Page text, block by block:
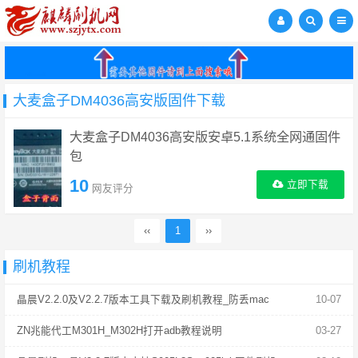
大麦盒子DM4036高安版固件下载
大麦盒子DM4036高安版安卓5.1系统全网通固件
包
10 网友评分 立即下载
‹‹ 1 ››
刷机教程
10-07
晶晨V2.2.0及V2.2.7版本工具下载及刷机教程_防丢mac
03-27
ZN兆能代工M301H_M302H打开adb教程说明